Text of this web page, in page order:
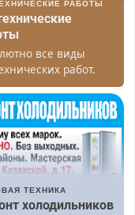
РАБОТЫ
все виды
работ.
Качественно.
ТЕХНИКА
холодильников